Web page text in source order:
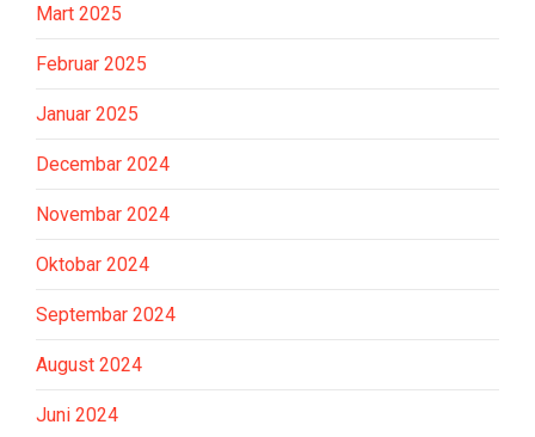
Mart 2025
Februar 2025
Januar 2025
Decembar 2024
Novembar 2024
Oktobar 2024
Septembar 2024
August 2024
Juni 2024